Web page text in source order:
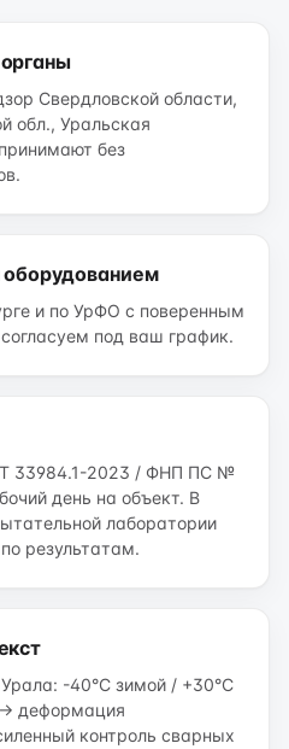
Свердловской области,
обл., Уральская
без
и по УрФО с поверенным
под ваш график.
33984.1-2023 / ФНП ПС №
день на объект. В
лаборатории
результатам.
-40°C зимой / +30°C
деформация
контроль сварных